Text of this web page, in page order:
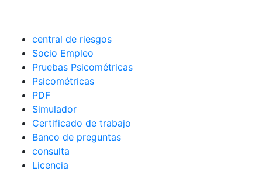
central de riesgos
Socio Empleo
Pruebas Psicométricas
Psicométricas
PDF
Simulador
Certificado de trabajo
Banco de preguntas
consulta
Licencia